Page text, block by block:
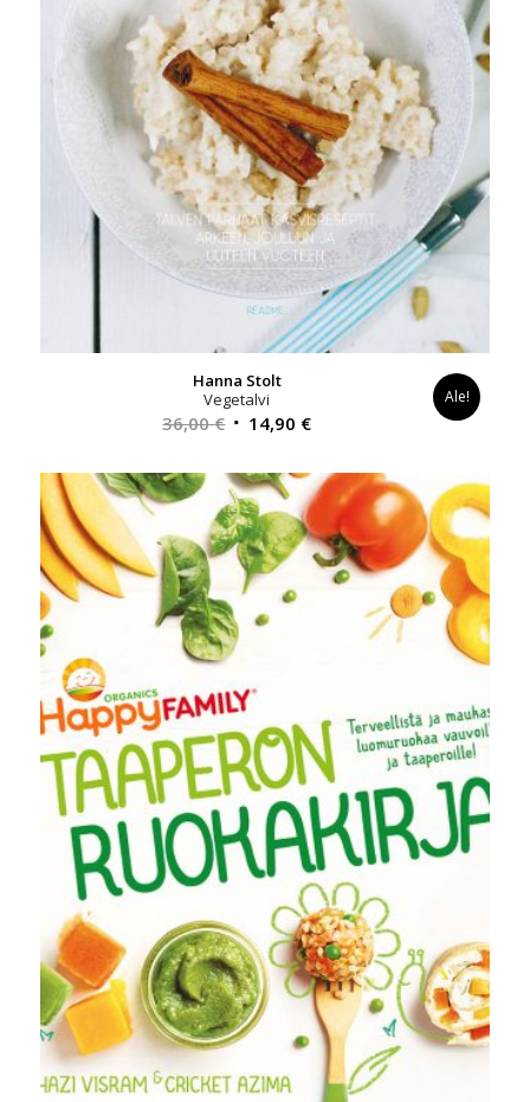
Hanna Stolt
Vegetalvi
36,00€ Alkuperäinen
oli:
36,00 €.
14,90 €Nykyinen
on:
14,90 €.
Ale!